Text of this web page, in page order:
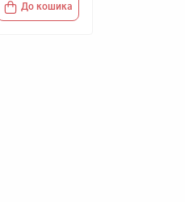
До кошика